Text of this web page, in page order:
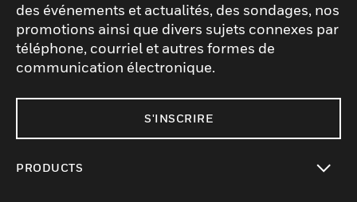
des événements et actualités, des sondages, nos
promotions ainsi que divers sujets connexes par
téléphone, courriel et autres formes de
communication électronique.
S'INSCRIRE
PRODUCTS